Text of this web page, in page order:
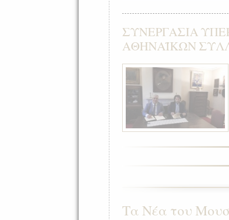
ΣΥΝΕΡΓΑΣΙΑ
ΑΘΗΝΑΪΚΩΝ
Τα Νέα του